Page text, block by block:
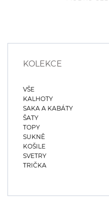
KOLEKCE
VŠE
KALHOTY
SAKA A KABÁTY
ŠATY
TOPY
SUKNĚ
KOŠILE
SVETRY
TRIČKA